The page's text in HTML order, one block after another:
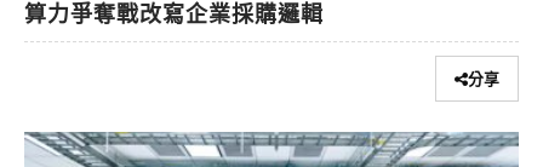
算力爭奪戰改寫企業採購邏輯
分享